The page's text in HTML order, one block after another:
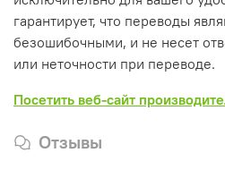
гарантирует, что переводы
безошибочными, и не несет
или неточности при переводе.
Посетить веб-сайт
Отзывы